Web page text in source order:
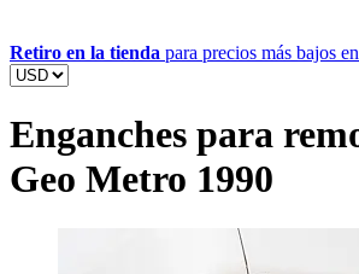
Retiro en la tienda para precios más bajos
Enganches para
Geo Metro 1990